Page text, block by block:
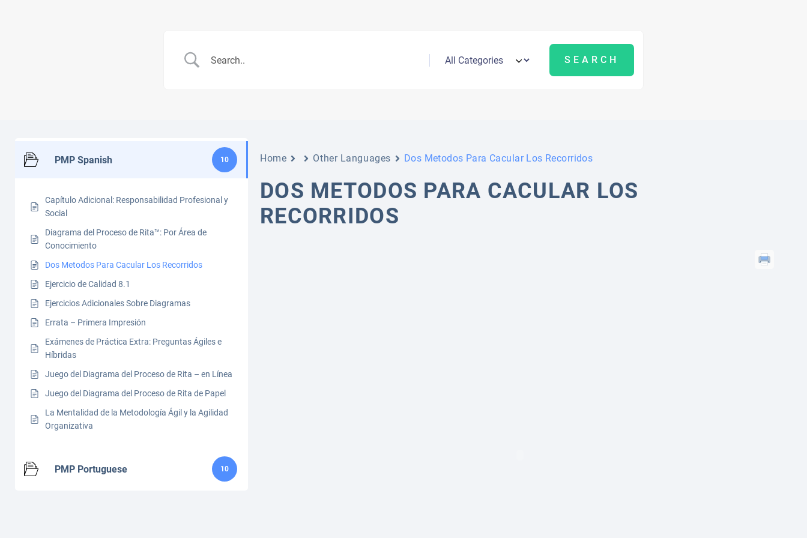
PMP Spanish 10
Capítulo Adicional: Responsabilidad Profesional y
Social
Diagrama del Proceso de Rita™: Por Área de
Conocimiento
Dos Metodos Para Cacular Los Recorridos
Ejercicio de Calidad 8.1
Ejercicios Adicionales Sobre Diagramas
Errata – Primera Impresión
Exámenes de Práctica Extra: Preguntas Ágiles e
Híbridas
Juego del Diagrama del Proceso de Rita – en Línea
Juego del Diagrama del Proceso de Rita de Papel
La Mentalidad de la Metodología Ágil y la Agilidad
Organizativa
PMP Portuguese 10
Home Other Languages Dos Metodos Para Cacular Los Recorridos
DOS METODOS PARA CACULAR LOS
RECORRIDOS